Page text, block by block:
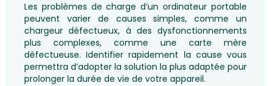
Les problèmes de charge d’un ordinateur portable
peuvent varier de causes simples, comme un
chargeur défectueux, à des dysfonctionnements
plus complexes, comme une carte mère
défectueuse. Identifier rapidement la cause vous
permettra d’adopter la solution la plus adaptée pour
prolonger la durée de vie de votre appareil.